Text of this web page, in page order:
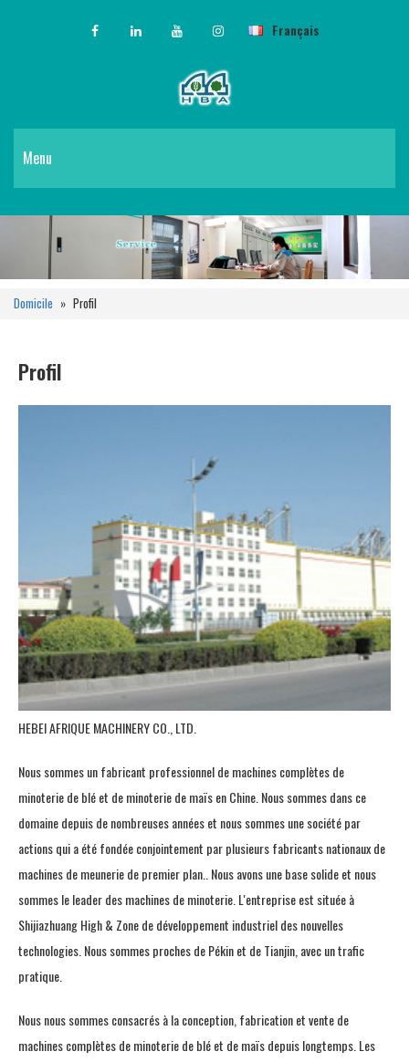
Menu
Français
Domicile » Profil
Profil
HEBEI AFRIQUE MACHINERY CO., LTD.
Nous sommes un fabricant professionnel de machines complètes de
minoterie de blé et de minoterie de maïs en Chine. Nous sommes dans ce
domaine depuis de nombreuses années et nous sommes une société par
actions qui a été fondée conjointement par plusieurs fabricants nationaux de
machines de meunerie de premier plan.. Nous avons une base solide et nous
sommes le leader des machines de minoterie. L'entreprise est située à
Shijiazhuang High & Zone de développement industriel des nouvelles
technologies. Nous sommes proches de Pékin et de Tianjin, avec un trafic
pratique.
Nous nous sommes consacrés à la conception, fabrication et vente de
machines complètes de minoterie de blé et de maïs depuis longtemps. Les